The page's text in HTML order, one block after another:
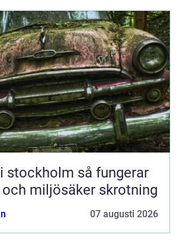
så fungerar
och miljösäker skrotning
07 augusti 2026